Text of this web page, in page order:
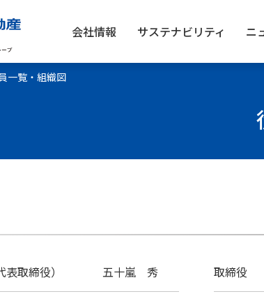
会社情報 サステナビリティ ニ
一覧・組織図
表取締役） 五十嵐 秀 取締役